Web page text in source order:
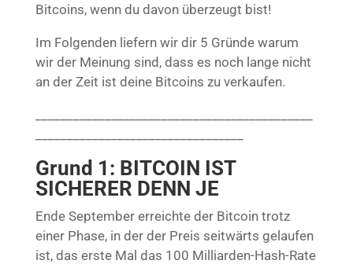
Bitcoins, wenn du davon überzeugt bist!
Im Folgenden liefern wir dir 5 Gründe warum
wir der Meinung sind, dass es noch lange nicht
an der Zeit ist deine Bitcoins zu verkaufen.
Grund 1: BITCOIN IST
SICHERER DENN JE
Ende September erreichte der Bitcoin trotz
einer Phase, in der der Preis seitwärts gelaufen
ist, das erste Mal das 100 Milliarden-Hash-Rate